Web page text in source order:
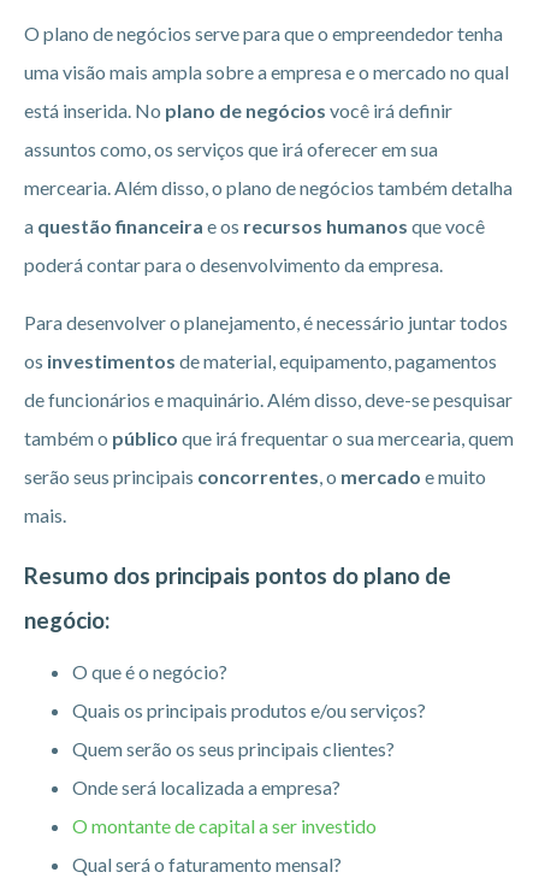
O plano de negócios serve para que o empreendedor tenha
uma visão mais ampla sobre a empresa e o mercado no qual
está inserida. No plano de negócios você irá definir
assuntos como, os serviços que irá oferecer em sua
mercearia. Além disso, o plano de negócios também detalha
a questão financeira e os recursos humanos que você
poderá contar para o desenvolvimento da empresa.
Para desenvolver o planejamento, é necessário juntar todos
os investimentos de material, equipamento, pagamentos
de funcionários e maquinário. Além disso, deve-se pesquisar
também o público que irá frequentar o sua mercearia, quem
serão seus principais concorrentes , o mercado e muito
mais.
Resumo dos principais pontos do plano de
negócio:
O que é o negócio?
Quais os principais produtos e/ou serviços?
Quem serão os seus principais clientes?
Onde será localizada a empresa?
O montante de capital a ser investido
Qual será o faturamento mensal?